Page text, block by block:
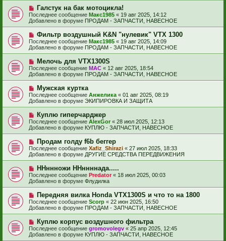
е
б
щ
е
н
и
е
е
с
о
о
б
щ
е
н
и
е
Н
о
в
с
о
о
б
щ
е
н
и
е
Галстук на бак мотоцикла!
Последнее сообщение Макс1985 « 19 авг 2025, 14:12
Добавлено в форуме ПРОДАМ - ЗАПЧАСТИ, НАВЕСНОЕ
Н
о
в
е
с
о
о
б
щ
е
н
и
е
Фильтр воздушный K&N "нулевик" VTX 1300
Последнее сообщение Макс1985 « 19 авг 2025, 14:09
Добавлено в форуме ПРОДАМ - ЗАПЧАСТИ, НАВЕСНОЕ
Н
о
в
е
с
о
о
б
щ
е
н
и
е
Мелочь для VTX1300S
Последнее сообщение МАС « 12 авг 2025, 18:54
Добавлено в форуме ПРОДАМ - ЗАПЧАСТИ, НАВЕСНОЕ
Н
о
в
е
с
о
о
б
щ
е
н
и
е
Мужская куртка
Последнее сообщение Анжелика « 01 авг 2025, 08:19
Добавлено в форуме ЭКИПИРОВКА И ЗАЩИТА
Н
о
в
е
с
о
о
б
щ
е
н
и
е
Куплю гиперчарджер
Последнее сообщение AlexGor « 28 июл 2025, 12:13
Добавлено в форуме КУПЛЮ - ЗАПЧАСТИ, НАВЕСНОЕ
Н
о
в
е
с
о
о
б
щ
е
н
и
е
Продам голду f6b беггер
Последнее сообщение Xafiz_Shirazi « 27 июл 2025, 18:33
Добавлено в форуме ДРУГИЕ СРЕДСТВА ПЕРЕДВИЖЕНИЯ
Н
о
в
е
с
о
о
б
щ
е
н
и
ННннножи ННннннада.....
Последнее сообщение Predator« 18 июл 2025, 00:03
Добавлено в форуме Флудилка
Н
о
в
е
с
о
о
Передняя вилка Honda VTX1300S и что то на 1800
Последнее сообщение Scorp « 22 июн 2025, 16:50
Добавлено в форуме ПРОДАМ - ЗАПЧАСТИ, НАВЕСНОЕ
Н
о
в
Куплю корпус воздушного фильтра
Последнее сообщение gromovolegv « 25 апр 2025, 12:45
Добавлено в форуме КУПЛЮ - ЗАПЧАСТИ, НАВЕСНОЕ